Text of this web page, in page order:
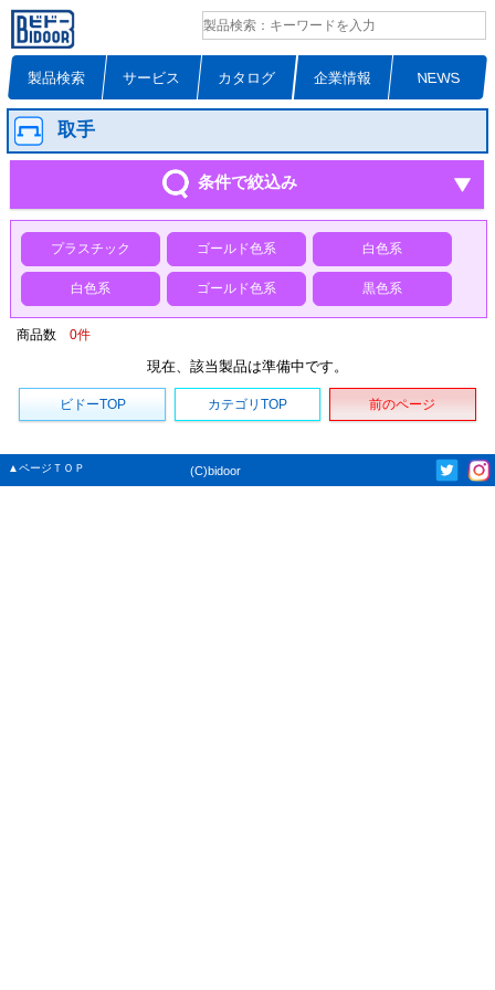
製品検索 サービス カタログ 企業情報 NEWS
取手
条件で絞込み
プラスチック ゴールド色系 白色系
白色系 ゴールド色系 黒色系
商品数 0件
現在、該当製品は準備中です。
ビドーTOP カテゴリTOP 前のページ
▲ページＴＯＰ (C)bidoor